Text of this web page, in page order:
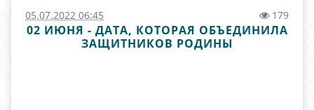
05.07.2022 06:45 179
02 ИЮНЯ - ДАТА, КОТОРАЯ ОБЪЕДИНИЛА
ЗАЩИТНИКОВ РОДИНЫ